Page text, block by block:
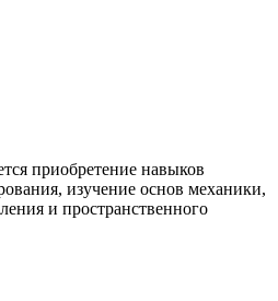
приобретение навыков
изучение основ механики,
и пространственного